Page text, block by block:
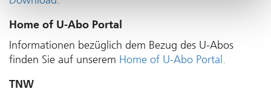
Home of U-Abo Portal
Informationen bezüglich dem Bezug des U-Abos
finden Sie auf unserem Home of U-Abo Portal.
TNW